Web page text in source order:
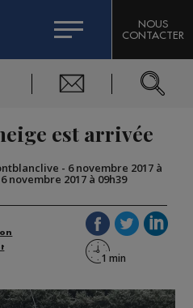
DE L'EXPERT
MACHINERY
SKIABLES
DU MONT-BLANC
NOUS
CONTACTER
est arrivée
- 6 novembre 2017 à
novembre 2017 à 09h39